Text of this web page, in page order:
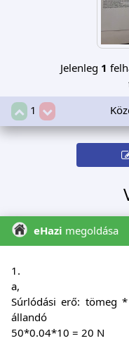
Jelenleg 1
1
eHazi megoldása
1.
a,
Súrlódási erő: tömeg
állandó
50*0.04*10 = 20 N